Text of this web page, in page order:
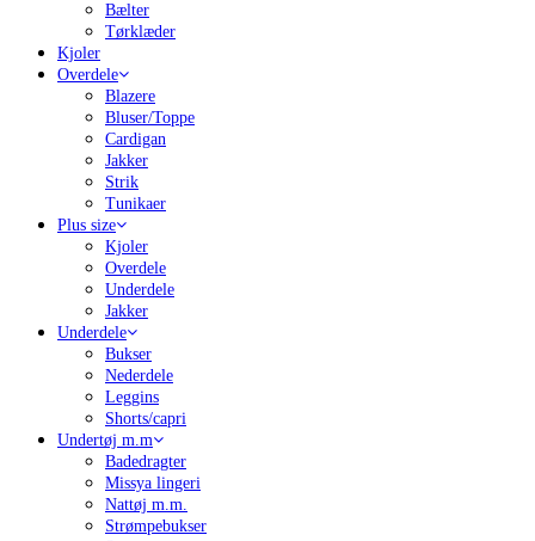
Bælter
Tørklæder
Kjoler
Overdele
Blazere
Bluser/Toppe
Cardigan
Jakker
Strik
Tunikaer
Plus size
Kjoler
Overdele
Underdele
Jakker
Underdele
Bukser
Nederdele
Leggins
Shorts/capri
Undertøj m.m
Badedragter
Missya lingeri
Nattøj m.m.
Strømpebukser